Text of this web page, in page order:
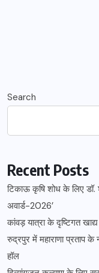
Search
Recent Posts
टिकाऊ कृषि शोध के लिए डॉ.
अवार्ड-2026’
कांवड़ यात्रा के दृष्टिगत खाद्य
रुद्रपुर में महाराणा प्रताप के
हॉल